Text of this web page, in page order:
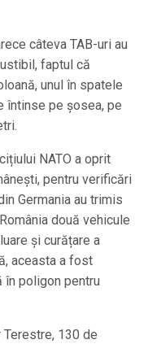
câteva TAB-uri au
faptul că
unul în spatele
întinse pe șosea, pe
NATO a oprit
pentru verificări
Germania au trimis
două vehicule
și curățare a
aceasta a fost
în poligon pentru
130 de